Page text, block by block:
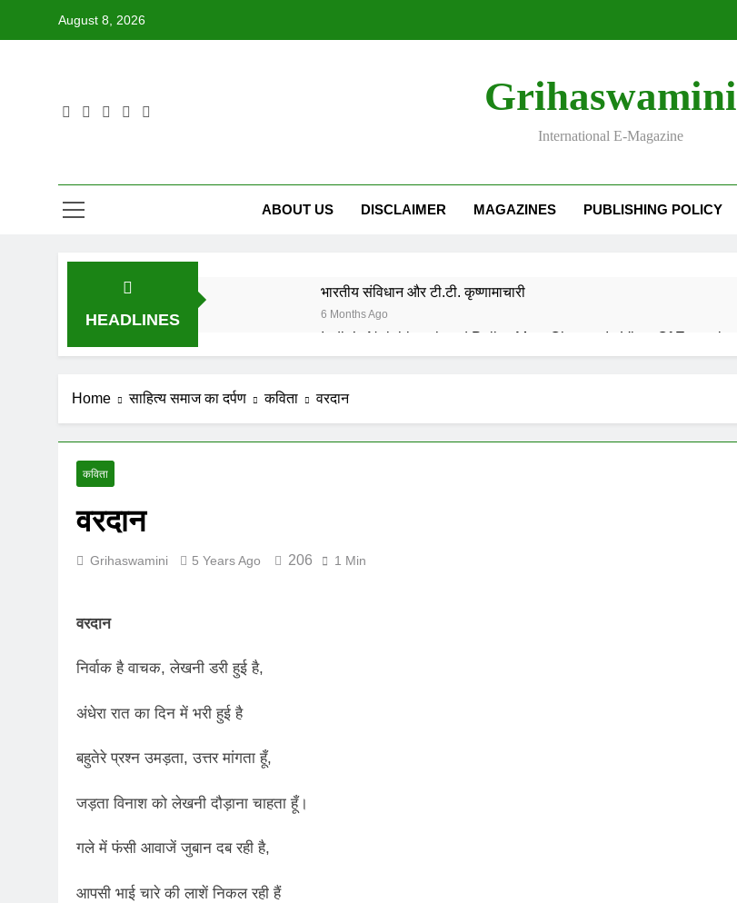
August 8, 2026
Grihaswamini
International E-Magazine
ABOUT US DISCLAIMER MAGAZINES PUBLISHING POLICY
HEADLINES
भारतीय संविधान और टी.टी. कृष्णामाचारी
6 Months Ago
6 Months Ago
8 Months Ago
UNFORTUNATE ADVENT OF SUICIDE BOMBING IN INDIA
Home साहित्य समाज का दर्पण कविता वरदान
कविता
वरदान
Grihaswamini 5 Years Ago 206 1 Min
वरदान
निर्वाक है वाचक, लेखनी डरी हुई है,
अंधेरा रात का दिन में भरी हुई है
बहुतेरे प्रश्न उमड़ता, उत्तर मांगता हूँ,
जड़ता विनाश को लेखनी दौड़ाना चाहता हूँ।
गले में फंसी आवाजें जुबान दब रही है,
आपसी भाई चारे की लाशें निकल रही हैं